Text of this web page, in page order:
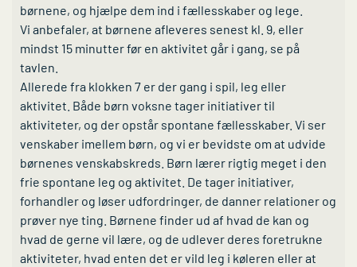
børnene, og hjælpe dem ind i fællesskaber og lege.
Vi anbefaler, at børnene afleveres senest kl. 9, eller
mindst 15 minutter før en aktivitet går i gang, se på
tavlen.
Allerede fra klokken 7 er der gang i spil, leg eller
aktivitet. Både børn voksne tager initiativer til
aktiviteter, og der opstår spontane fællesskaber. Vi ser
venskaber imellem børn, og vi er bevidste om at udvide
børnenes venskabskreds. Børn lærer rigtig meget i den
frie spontane leg og aktivitet. De tager initiativer,
forhandler og løser udfordringer, de danner relationer og
prøver nye ting. Børnene finder ud af hvad de kan og
hvad de gerne vil lære, og de udlever deres foretrukne
aktiviteter, hvad enten det er vild leg i køleren eller at